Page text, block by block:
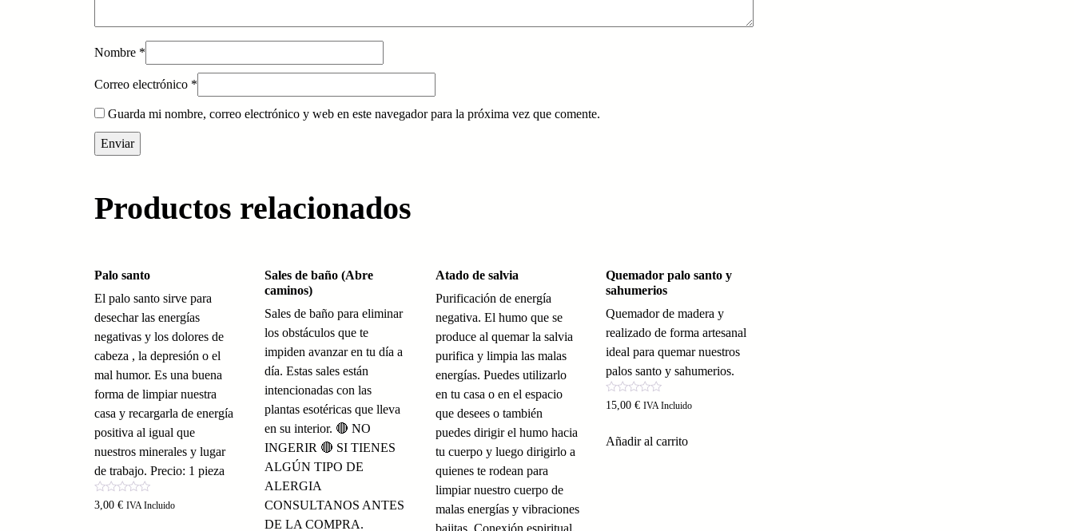
Nombre *
Correo electrónico *
Guarda mi nombre, correo electrónico y web en este navegador para la próxima vez que comente.
Productos relacionados
Palo santo
El palo santo sirve para
desechar las energías
negativas y los dolores de
cabeza , la depresión o el
mal humor. Es una buena
forma de limpiar nuestra
casa y recargarla de energía
positiva al igual que
nuestros minerales y lugar
de trabajo. Precio: 1 pieza
Valorado
con
3,00 € IVA Incluido
Sales de baño (Abre
caminos)
Sales de baño para eliminar
los obstáculos que te
impiden avanzar en tu día a
día. Estas sales están
intencionadas con las
plantas esotéricas que lleva
en su interior. 🔴 NO
INGERIR 🔴 SI TIENES
ALGÚN TIPO DE
ALERGIA
CONSULTANOS ANTES
DE LA COMPRA.
Atado de salvia
Purificación de energía
negativa. El humo que se
produce al quemar la salvia
purifica y limpia las malas
energías. Puedes utilizarlo
en tu casa o en el espacio
que desees o también
puedes dirigir el humo hacia
tu cuerpo y luego dirigirlo a
quienes te rodean para
limpiar nuestro cuerpo de
malas energías y vibraciones
Quemador palo santo y
sahumerios
Quemador de madera y
realizado de forma artesanal
ideal para quemar nuestros
palos santo y sahumerios.
Valorado
con
5
15,00 € IVA Incluido
Añadir al carrito